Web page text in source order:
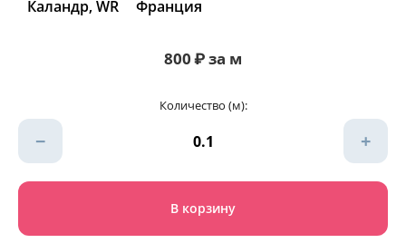
Каландр, WR Франция
800₽за м
Количество (м):
− +
В корзину